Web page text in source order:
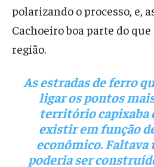
polarizando o processo, e,
Cachoeiro boa parte do
região.
As estradas de ferro
ligar os pontos
território capixaba
existir em função
econômico. Faltava
poderia ser